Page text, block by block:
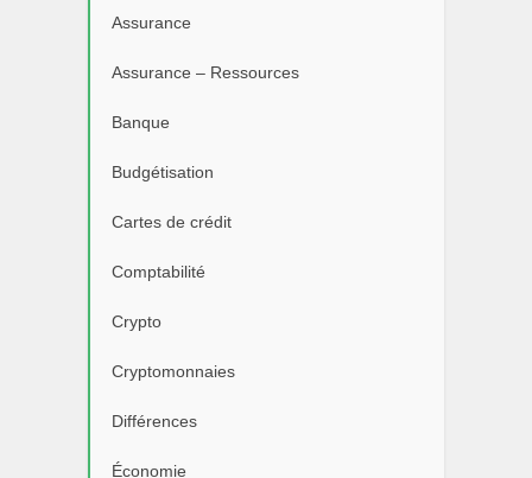
Assurance
Assurance – Ressources
Banque
Budgétisation
Cartes de crédit
Comptabilité
Crypto
Cryptomonnaies
Différences
Économie